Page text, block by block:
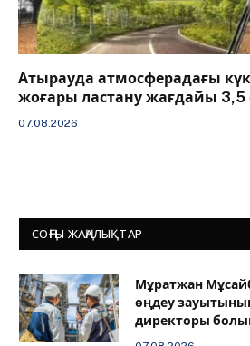
Атырауда атмосферадағы
жоғары ластану жағдайы 3,5
07.08.2026
СОҢҒЫ ЖАҢАЛЫҚТАР
Мұратжан
өңдеу
директоры